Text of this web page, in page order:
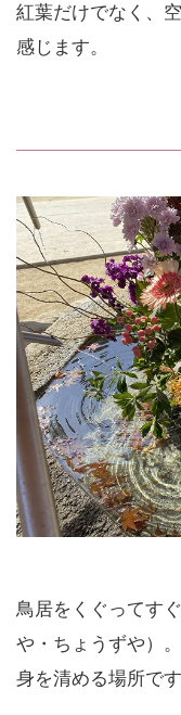
紅葉だけでなく、
感じます。
鳥居をくぐってす
や・ちょうずや）
身を清める場所です